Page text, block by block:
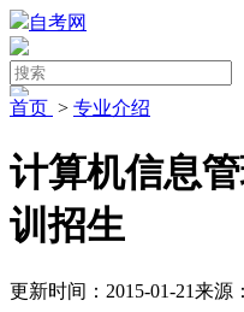
自考网
首页 > 专业介绍
计算机信息
训招生
更新时间：2015-01-21来源：